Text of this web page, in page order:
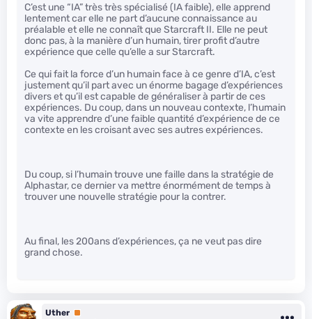
C’est une “IA” très très spécialisé (IA faible), elle apprend
lentement car elle ne part d’aucune connaissance au
préalable et elle ne connaît que Starcraft II. Elle ne peut
donc pas, à la manière d’un humain, tirer profit d’autre
expérience que celle qu’elle a sur Starcraft.
Ce qui fait la force d’un humain face à ce genre d’IA, c’est
justement qu’il part avec un énorme bagage d’expériences
divers et qu’il est capable de généraliser à partir de ces
expériences. Du coup, dans un nouveau contexte, l’humain
va vite apprendre d’une faible quantité d’expérience de ce
contexte en les croisant avec ses autres expériences.
Du coup, si l’humain trouve une faille dans la stratégie de
Alphastar, ce dernier va mettre énormément de temps à
trouver une nouvelle stratégie pour la contrer.
Au final, les 200ans d’expériences, ça ne veut pas dire
grand chose.
Uther Premium